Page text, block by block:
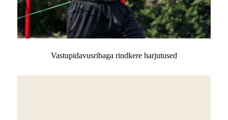
Vastupidavusribaga rindkere harjutused